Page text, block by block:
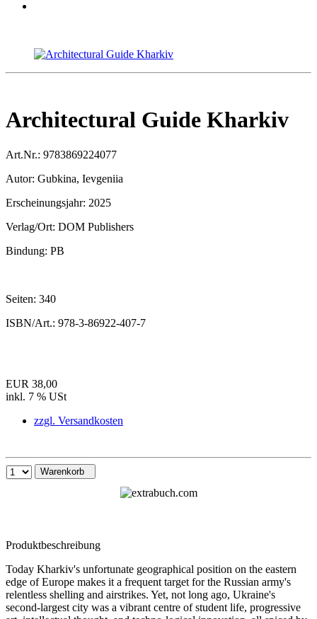
Architectural Guide Kharkiv
Art.Nr.: 9783869224077
Autor: Gubkina, Ievgeniia
Erscheinungsjahr: 2025
Verlag/Ort: DOM Publishers
Bindung: PB
Seiten: 340
ISBN/Art.: 978-3-86922-407-7
EUR 38,00
inkl. 7 % USt
zzgl. Versandkosten
Warenkorb
Produktbeschreibung
Today Kharkiv's unfortunate geographical position on the eastern
edge of Europe makes it a frequent target for the Russian army's
relentless shelling and airstrikes. Yet, not long ago, Ukraine's
second-largest city was a vibrant centre of student life, progressive